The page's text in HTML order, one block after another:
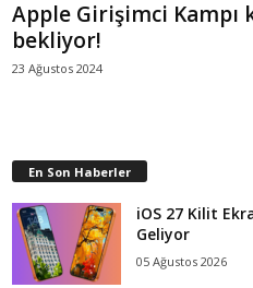
Apple Girişimci Kampı
bekliyor!
23 Ağustos 2024
En Son Haberler
iOS 27 Kilit
Geliyor
05 Ağustos 2026